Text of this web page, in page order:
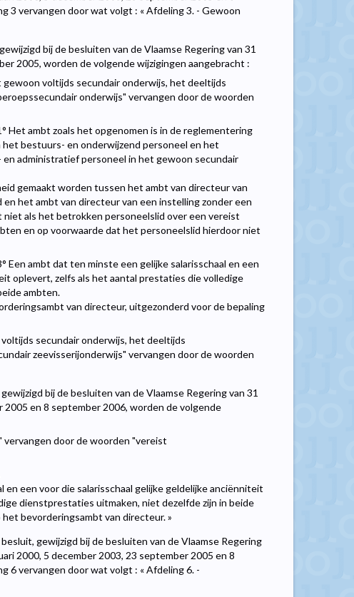
3 vervangen door wat volgt : « Afdeling 3. - Gewoon
bij de besluiten van de Vlaamse Regering van 31
2005, worden de volgende wijzigingen aangebracht :
voltijds secundair onderwijs, het deeltijds
onderwijs" vervangen door de woorden
Het ambt zoals het opgenomen is in de reglementering
bestuurs- en onderwijzend personeel en het
administratief personeel in het gewoon secundair
gemaakt worden tussen het ambt van directeur van
het ambt van directeur van een instelling zonder een
als het betrokken personeelslid over een vereist
en op voorwaarde dat het personeelslid hierdoor niet
Een ambt dat ten minste een gelijke salarisschaal en een
oplevert, zelfs als het aantal prestaties die volledige
ambten.
van directeur, uitgezonderd voor de bepaling
secundair onderwijs, het deeltijds
zeevisserijonderwijs" vervangen door de woorden
bij de besluiten van de Vlaamse Regering van 31
en 8 september 2006, worden de volgende
door de woorden "vereist
een voor die salarisschaal gelijke geldelijke anciënniteit
dienstprestaties uitmaken, niet dezelfde zijn in beide
bevorderingsambt van directeur. »
gewijzigd bij de besluiten van de Vlaamse Regering
2000, 5 december 2003, 23 september 2005 en 8
6 vervangen door wat volgt : « Afdeling 6. -